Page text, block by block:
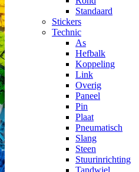
Standaard
Stickers
Technic
As
Hefbalk
Koppeling
Link
Overig
Paneel
Pin
Plaat
Pneumatisch
Slang
Steen
Stuurinrichting
Tandwiel